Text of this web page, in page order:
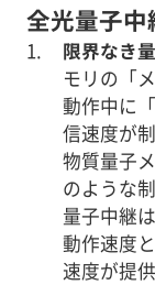
全光量子
限界なき
モリの「
動作中に
信速度が
物質量子
のような
量子中継
動作速度
速度が提